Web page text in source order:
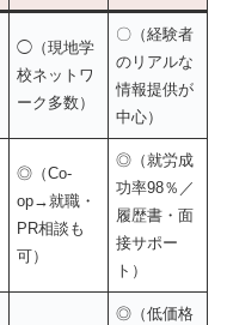
◯（現地学
校ネットワ
ーク多数）
〇（経験者
のリアルな
情報提供が
中心）
◎（Co-
op→就職・
PR相談も
可）
◎（就労成
功率98％／
履歴書・面
接サポー
ト）
◎（低価格